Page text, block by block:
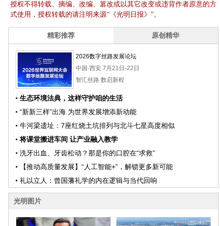
授权不得转载、摘编、改编、篡改或以其它改变或违背作者原意的方
式使用，授权转载的请注明来源“《光明日报》”。